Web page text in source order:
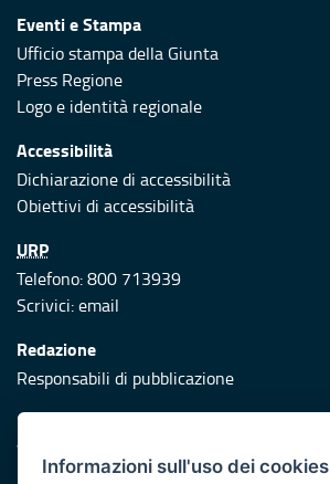
Eventi e Stampa
Ufficio stampa della Giunta
Press Regione
Logo e identità regionale
Accessibilità
Dichiarazione di accessibilità
Obiettivi di accessibilità
URP
Telefono: 800 713939
Scrivici:email
Redazione
Responsabili di pubblicazione
Protezione civile
Vai al sito di Protezione Civile Puglia
Informazioni sull'uso dei cookies